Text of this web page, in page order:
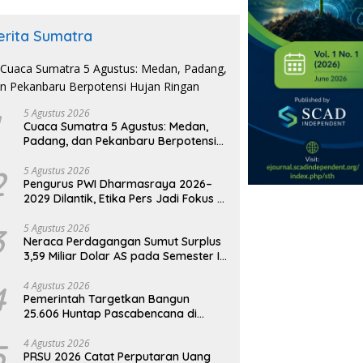
Sumatra
5 Agustus 2026
Cuaca Sumatra 5 Agustus: Medan,
Padang, dan Pekanbaru Berpotensi
5 Agustus 2026
Pengurus PWI Dharmasraya 2026–
2029 Dilantik, Etika Pers Jadi Fokus di
5 Agustus 2026
Neraca Perdagangan Sumut Surplus
3,59 Miliar Dolar AS pada Semester I
4 Agustus 2026
Pemerintah Targetkan Bangun
25.606 Huntap Pascabencana di
4 Agustus 2026
PRSU 2026 Catat Perputaran Uang